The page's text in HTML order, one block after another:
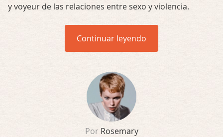
y voyeur de las relaciones entre sexo y violencia.
Continuar leyendo
Por Rosemary